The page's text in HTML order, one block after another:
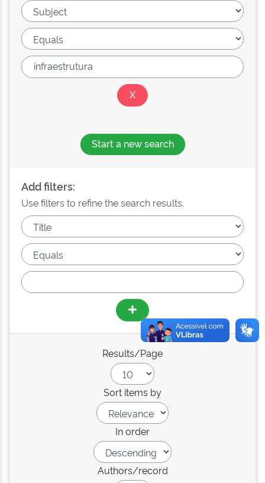
Start a new search
Add filters:
Use filters to refine the search results.
Results/Page
Sort items by
In order
Authors/record